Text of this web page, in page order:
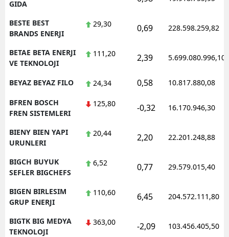
GIDA
BESTE BEST
BRANDS ENERJI
29,30 0,69 228.598.259,82
BETAE BETA ENERJI
VE TEKNOLOJI
111,20 2,39 5.699.080.996,10
BEYAZ BEYAZ FILO 24,34 0,58 10.817.880,08
BFREN BOSCH
FREN SISTEMLERI
125,80 -0,32 16.170.946,30
BIENY BIEN YAPI
URUNLERI
20,44 2,20 22.201.248,88
BIGCH BUYUK
SEFLER BIGCHEFS
6,52 0,77 29.579.015,40
BIGEN BIRLESIM
GRUP ENERJI
110,60 6,45 204.572.111,80
BIGTK BIG MEDYA
TEKNOLOJI
363,00 -2,09 103.456.405,50